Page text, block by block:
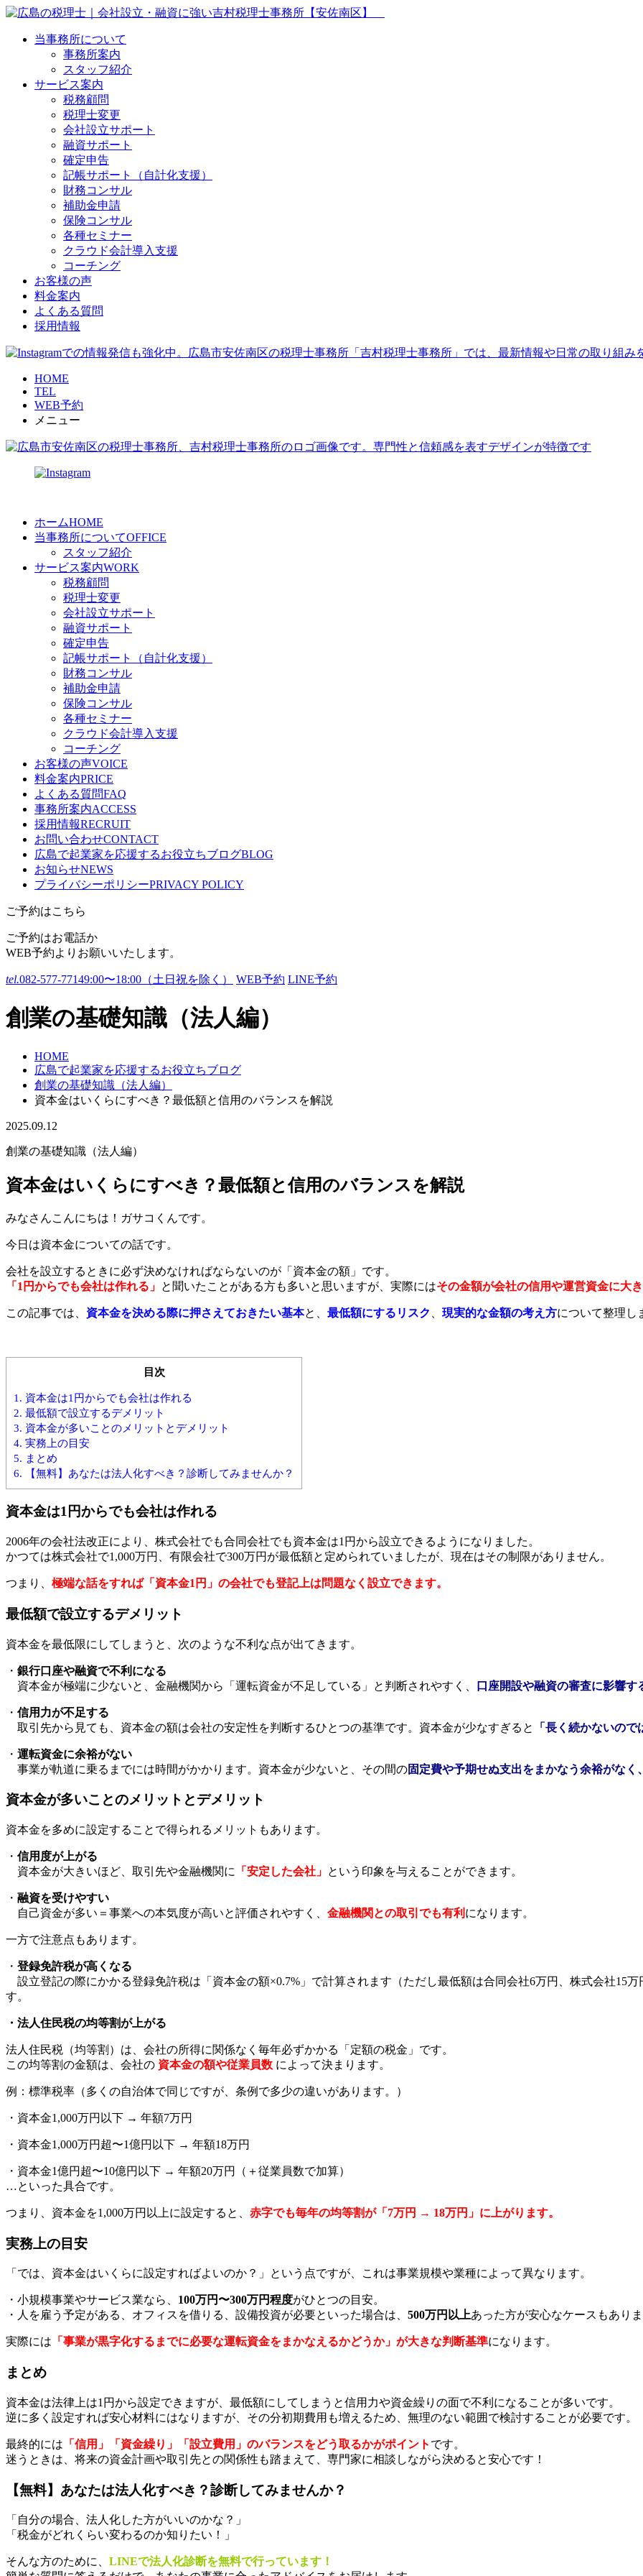
当事務所について
事務所案内
スタッフ紹介
サービス案内
税務顧問
税理士変更
会社設立サポート
融資サポート
確定申告
記帳サポート（自計化支援）
財務コンサル
補助金申請
保険コンサル
各種セミナー
クラウド会計導入支援
コーチング
お客様の声
料金案内
よくある質問
採用情報
HOME
TEL
WEB予約
メニュー
ホームHOME
当事務所についてOFFICE
スタッフ紹介
サービス案内WORK
税務顧問
税理士変更
会社設立サポート
融資サポート
確定申告
記帳サポート（自計化支援）
財務コンサル
補助金申請
保険コンサル
各種セミナー
クラウド会計導入支援
コーチング
お客様の声VOICE
料金案内PRICE
よくある質問FAQ
事務所案内ACCESS
採用情報RECRUIT
お問い合わせCONTACT
広島で起業家を応援するお役立ちブログBLOG
お知らせNEWS
プライバシーポリシーPRIVACY POLICY
ご予約はこちら
ご予約はお電話か
WEB予約よりお願いいたします。
tel.082-577-77149:00〜18:00（土日祝を除く） WEB予約 LINE予約
創業の基礎知識（法人編）
HOME
広島で起業家を応援するお役立ちブログ
創業の基礎知識（法人編）
資本金はいくらにすべき？最低額と信用のバランスを解説
2025.09.12
創業の基礎知識（法人編）
資本金はいくらにすべき？最低額と信用のバランスを解説
みなさんこんにちは！ガサコくんです。
今日は資本金についての話です。
会社を設立するときに必ず決めなければならないのが「資本金の額」です。
「1円からでも会社は作れる」 と聞いたことがある方も多いと思いますが、実際にはその金額が会社の信用や運営資金に大
この記事では、 資本金を決める際に押さえておきたい基本と、 最低額にするリスク 現実的な金額の考え方について整理し
目次
1. 資本金は1円からでも会社は作れる
2. 最低額で設立するデメリット
3. 資本金が多いことのメリットとデメリット
4. 実務上の目安
5. まとめ
6. 【無料】あなたは法人化すべき？診断してみませんか？
資本金は1円からでも会社は作れる
2006年の会社法改正により、株式会社でも合同会社でも資本金は1円から設立できるようになりました。
かつては株式会社で1,000万円、有限会社で300万円が最低額と定められていましたが、現在はその制限がありません。
つまり、 極端な話をすれば「資本金1円」の会社でも登記上は問題なく設立できます。
最低額で設立するデメリット
資本金を最低限にしてしまうと、次のような不利な点が出てきます。
・ 銀行口座や融資で不利になる
資本金が極端に少ないと、金融機関から「運転資金が不足している」と判断されやすく、
口座開設や融資の審査に影響す
・ 信用力が不足する
取引先から見ても、資本金の額は会社の安定性を判断するひとつの基準です。資本金が少なすぎると
「長く続かないの
・ 運転資金に余裕がない
事業が軌道に乗るまでには時間がかかります。資本金が少ないと、その間の固定費や予期せぬ支出をまかなう余裕がな
資本金が多いことのメリットとデメリット
資本金を多めに設定することで得られるメリットもあります。
・ 信用度が上がる
資本金が大きいほど、取引先や金融機関に
「安定した会社」 という印象を与えることができます。
・ 融資を受けやすい
自己資金が多い＝事業への本気度が高いと評価されやすく、 金融機関との取引でも有利 になります。
一方で注意点もあります。
・ 登録免許税が高くなる
設立登記の際にかかる登録免許税は「資本金の額×0.7%」で計算されます（ただし最低額は合同会社6万円、株式会社15
す。
・法人住民税の均等割が上がる
法人住民税（均等割）は、会社の所得に関係なく毎年必ずかかる「定額の税金」です。
この均等割の金額は、会社の 資本金の額や従業員数 によって決まります。
例：標準税率（多くの自治体で同じですが、条例で多少の違いがあります。）
・資本金1,000万円以下 → 年額7万円
・資本金1,000万円超〜1億円以下 → 年額18万円
・資本金1億円超〜10億円以下 → 年額20万円（＋従業員数で加算）
…といった具合です。
つまり、資本金を1,000万円以上に設定すると、 赤字でも毎年の均等割が「7万円 → 18万円」に上がります。
実務上の目安
「では、資本金はいくらに設定すればよいのか？」という点ですが、これは事業規模や業種によって異なります。
・小規模事業やサービス業なら、 100万円〜300万円程度がひとつの目安。
・人を雇う予定がある、オフィスを借りる、設備投資が必要といった場合は、 500万円以上あった方が安心なケースもあり
実際には 「事業が黒字化するまでに必要な運転資金をまかなえるかどうか」が大きな判断基準になります。
まとめ
資本金は法律上は1円から設定できますが、最低額にしてしまうと信用力や資金繰りの面で不利になることが多いです。
逆に多く設定すれば安心材料にはなりますが、その分初期費用も増えるため、無理のない範囲で検討することが必要です。
最終的には 「信用」「資金繰り」「設立費用」のバランスをどう取るかがポイント です。
迷うときは、将来の資金計画や取引先との関係性も踏まえて、専門家に相談しながら決めると安心です！
【無料】あなたは法人化すべき？診断してみませんか？
「自分の場合、法人化した方がいいのかな？」
「税金がどれくらい変わるのか知りたい！」
そんな方のために、 LINEで法人化診断を無料で行っています！